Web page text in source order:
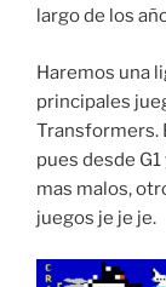
largo de los
Haremos una
principales
Transformers.
pues desde
mas malos,
juegos je je je.